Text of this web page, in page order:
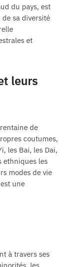
du pays, est
sa diversité
et
leurs
de
coutumes,
les Bai, les Dai,
ethniques les
modes de vie
une
à travers ses